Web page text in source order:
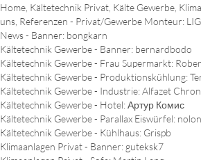
Home, Kältetechnik Privat, Kälte Gewerbe,
uns, Referenzen - Privat/Gewerbe Monteur:
News - Banner: bongkarn
Kältetechnik Gewerbe - Banner: bernardbodo
Kältetechnik Gewerbe - Frau Supermarkt:
Kältetechnik Gewerbe - Produktionskühlung:
Kältetechnik Gewerbe - Industrie: Alfazet
Kältetechnik Gewerbe - Hotel: Артур Комис
Kältetechnik Gewerbe - Parallax Eiswürfel:
Kältetechnik Gewerbe - Kühlhaus: Grispb
Klimaanlagen Privat - Banner: guteksk7